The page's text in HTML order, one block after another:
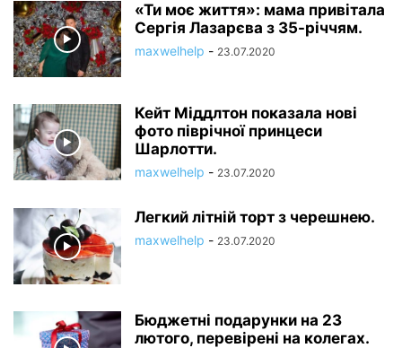
«Ти моє життя»: мама привітала
Сергія Лазарєва з 35-річчям.
maxwelhelp - 23.07.2020
Кейт Міддлтон показала нові
фото піврічної принцеси
Шарлотти.
maxwelhelp - 23.07.2020
Легкий літній торт з черешнею.
maxwelhelp - 23.07.2020
Бюджетні подарунки на 23
лютого, перевірені на колегах.